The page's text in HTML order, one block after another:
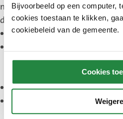
Bijvoorbeeld op een computer,
cookies toestaan te klikken,
cookiebeleid van de gemeente.
Cookies
maken. Naast deze
dit ook door:
Vijf extra verkeersdrempels
ruimte komt voor fietsers.
fietsers veilig in beide
Het planten van 23 bomen
Het maken van een
met de Nieuwe Molstraat/